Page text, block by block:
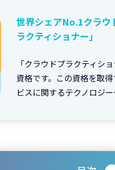
世界シェアNo.1クラウ
ラクティショナー」
「クラウドプラクティシ
資格です。この資格を取
ビスに関するテクノロジ